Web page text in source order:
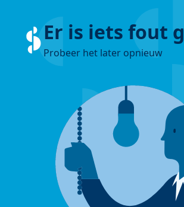
Er is iets fout
Probeer het later opnieuw